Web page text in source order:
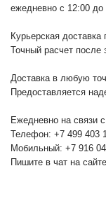
ежедневно с 12:00 до
Курьерская доставка
Точный расчет после
Доставка в любую
Предоставляется
Ежедневно на связи
Телефон: +7 499 403
Мобильный: +7 916
Пишите в чат на сайте